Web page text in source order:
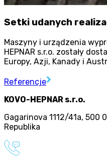
Setki udanych
Maszyny i urządzenia
HEPNAR s.r.o. zostały
Europy, Azji, Kanady i
Referencje
KOVO-HEPNAR s.r.o.
Gagarinova 1112/41a, 500
Republika